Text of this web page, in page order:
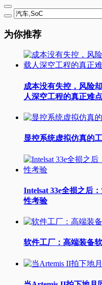
为你推荐
成本没有失控，风险
人深空工程的真正难点
显控系统虚拟仿真的
Intelsat 33e全损之后
性考验
软件工厂：高端装备